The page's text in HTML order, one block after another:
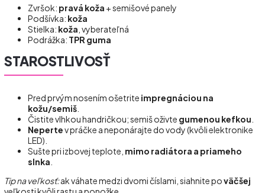
Zvršok: pravá koža + semišové panely
Podšívka: koža
Stielka: koža , vyberateľná
Podrážka: TPR guma
STAROSTLIVOSŤ
Pred prvým nosením ošetrite impregnáciou na
kožu/semiš
Čistite vlhkou handričkou; semiš oživte gumenou kefkou
Nepertev práčke a neponárajte do vody (kvôli elektronike
LED).
Sušte pri izbovej teplote, mimo radiátora a priameho
slnka
Tip na veľkosť:ak váhate medzi dvomi číslami, siahnite poväčšej